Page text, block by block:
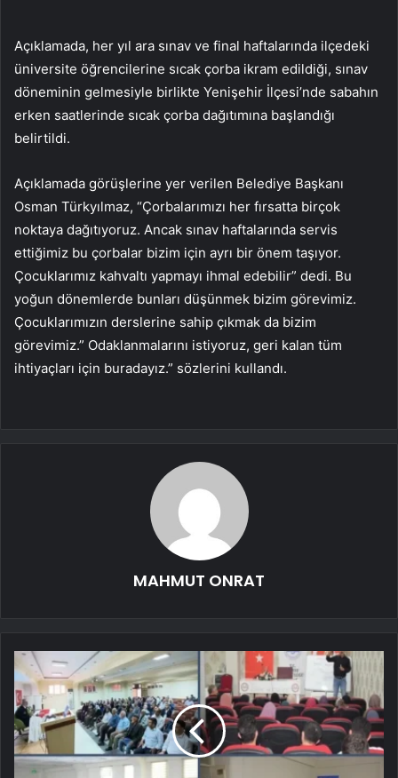
Açıklamada, her yıl ara sınav ve final haftalarında ilçedeki
üniversite öğrencilerine sıcak çorba ikram edildiği, sınav
döneminin gelmesiyle birlikte Yenişehir İlçesi’nde sabahın
erken saatlerinde sıcak çorba dağıtımına başlandığı
belirtildi.
Açıklamada görüşlerine yer verilen Belediye Başkanı
Osman Türkyılmaz, “Çorbalarımızı her fırsatta birçok
noktaya dağıtıyoruz. Ancak sınav haftalarında servis
ettiğimiz bu çorbalar bizim için ayrı bir önem taşıyor.
Çocuklarımız kahvaltı yapmayı ihmal edebilir” dedi. Bu
yoğun dönemlerde bunları düşünmek bizim görevimiz.
Çocuklarımızın derslerine sahip çıkmak da bizim
görevimiz.” Odaklanmalarını istiyoruz, geri kalan tüm
ihtiyaçları için buradayız.” sözlerini kullandı.
MAHMUT ONRAT